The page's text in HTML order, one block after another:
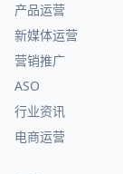
产品运营
新媒体运营
营销推广
ASO
行业资讯
电商运营